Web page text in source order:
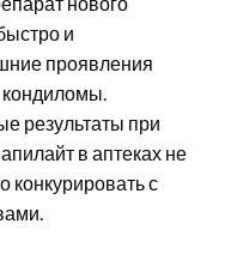
и
проявления
результаты при
в аптеках не
конкурировать с